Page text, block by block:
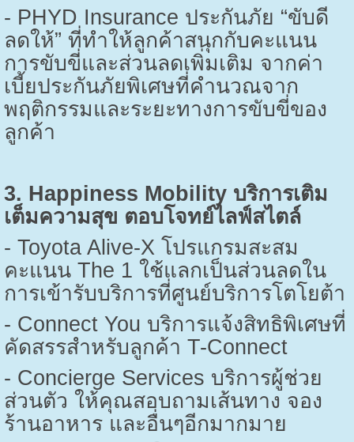
- PHYD Insurance ประกันภัย “ขับดี
ลดให้” ที่ทำให้ลูกค้าสนุกกับคะแนน
การขับขี่และส่วนลดเพิ่มเติม จากค่า
เบี้ยประกันภัยพิเศษที่คำนวณจาก
พฤติกรรมและระยะทางการขับขี่ของ
ลูกค้า
3. Happiness Mobility บริการเติม
เต็มความสุข ตอบโจทย์ไลฟ์สไตล์
- Toyota Alive-X โปรแกรมสะสม
คะแนน The 1 ใช้แลกเป็นส่วนลดใน
การเข้ารับบริการที่ศูนย์บริการโตโยต้า
- Connect You บริการแจ้งสิทธิพิเศษที่
คัดสรรสำหรับลูกค้า T-Connect
- Concierge Services บริการผู้ช่วย
ส่วนตัว ให้คุณสอบถามเส้นทาง จอง
ร้านอาหาร และอื่นๆอีกมากมาย